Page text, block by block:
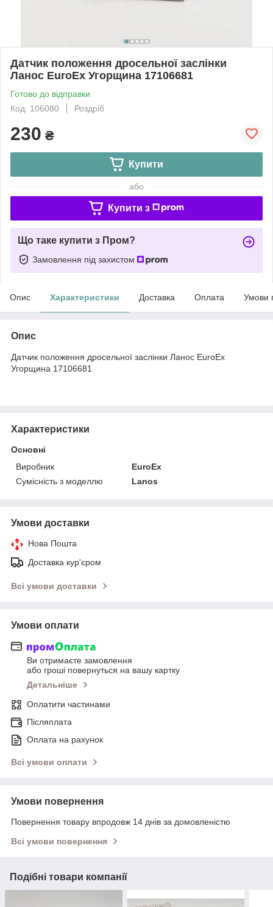
Датчик положення дросельної заслінки
Ланос EuroEx Угорщина 17106681
Готово до відправки
Код: 106080
Роздріб
230 ₴
Купити
або
Купити з
Що таке купити з Пром?
Замовлення під захистом
Опис Характеристики Доставка Оплата Умови
Опис
Датчик положення дросельної заслінки Ланос EuroEx
Угорщина 17106681
Характеристики
Основні
Виробник
EuroEx
Сумісність з моделлю
Lanos
Умови доставки
Нова Пошта
Доставка кур'єром
Всі умови доставки
Умови оплати
Ви отримаєте замовлення
або гроші повернуться на вашу картку
Детальніше
Оплатити частинами
Післяплата
Оплата на рахунок
Всі умови оплати
Умови повернення
Повернення товару впродовж 14 днів за домовленістю
Всі умови повернення
Подібні товари компанії